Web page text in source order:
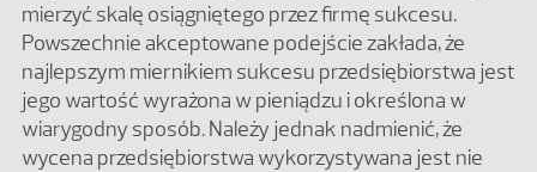
mierzyć skalę osiągniętego przez firmę sukcesu.
Powszechnie akceptowane podejście zakłada, że
najlepszym miernikiem sukcesu przedsiębiorstwa jest
jego wartość wyrażona w pieniądzu i określona w
wiarygodny sposób. Należy jednak nadmienić, że
wycena przedsiębiorstwa wykorzystywana jest nie